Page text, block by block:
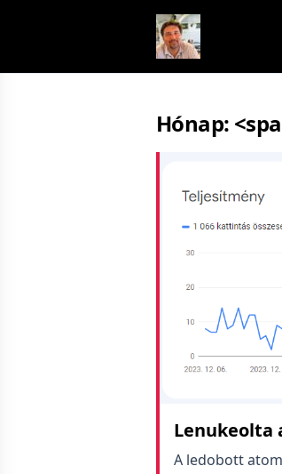
Hónap:
Lenukeolta
A ledobott